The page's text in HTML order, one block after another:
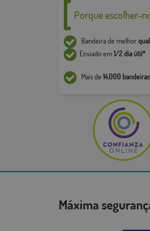
Porque escolher-nos
Bandeira de melhor
Enviado em1/2 dia útil*
Mais de 14.000 bandeiras
Máxima